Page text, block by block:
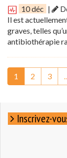
10 déc |
Il est
graves, telles
antibiothérapie
1 2 3
Inscrivez-